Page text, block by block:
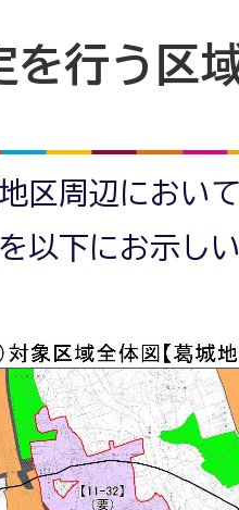
を行う区
区周辺におい
以下にお示し